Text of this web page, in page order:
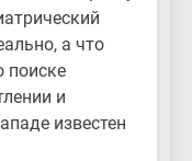
а что
поиске
и
известен